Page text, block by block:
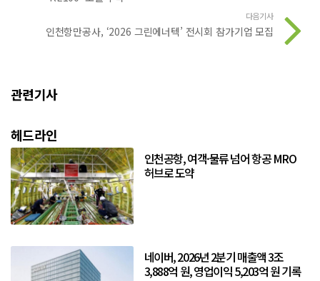
다음기사
인천항만공사, ‘2026 그린에너텍’ 전시회 참가기업 모집
관련기사
헤드라인
인천공항, 여객·물류 넘어 항공 MRO
허브로 도약
네이버, 2026년 2분기 매출액 3조
3,888억 원, 영업이익 5,203억 원 기록